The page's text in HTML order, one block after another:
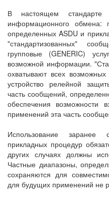
В настоящем стандарте
информационного обмена:
определенных ASDU и
"стандартизованных"
групповые (GENERIC)
возможной информации.
охватывают всех
устройство релейной
часть сообщений,
обеспечения возможности
применений эта часть
Использование
прикладных процедур
других случаях должны
Частные диапазоны,
сохраняются для
для будущих применений не